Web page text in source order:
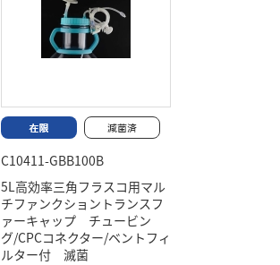
C10411-GBB100B
5L高効率三角フラスコ用マル
チファンクショントランスフ
ァーキャップ チュービン
グ/CPCコネクター/ベントフィ
ルター付 滅菌